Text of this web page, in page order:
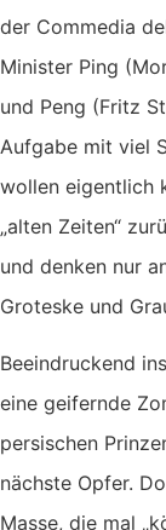
der Commedia
Minister Ping
und Peng (Fritz
Aufgabe mit viel
wollen eigentlich
„alten Zeiten“
und denken nur
Groteske und
Beeindruckend
eine geifernde
persischen
nächste Opfer.
Masse, die mal